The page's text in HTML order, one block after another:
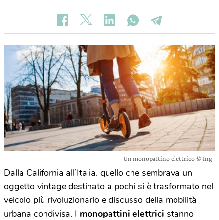
Un monopattino elettrico © Ing
Dalla California all’Italia, quello che sembrava un
oggetto vintage destinato a pochi si è trasformato nel
veicolo più rivoluzionario e discusso della mobilità
urbana condivisa. I monopattini elettrici stanno